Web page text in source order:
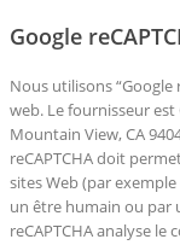
Google
Nous utilisons “Google
web. Le fournisseur
Mountain View, CA
reCAPTCHA doit
sites Web (par
un être humain ou par
reCAPTCHA analyse